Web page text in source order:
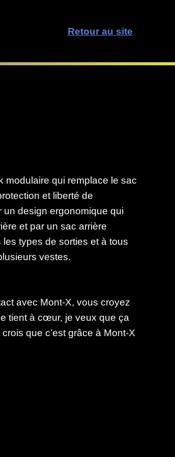
Retour au site
modulaire qui remplace le sac
et liberté de
design ergonomique qui
et par un sac arrière
types de sorties et à tous
vestes.
avec Mont-X, vous croyez
tient à cœur, je veux que ça
que c’est grâce à Mont-X